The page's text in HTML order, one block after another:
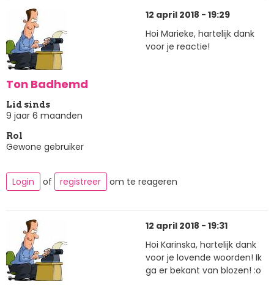
Ton Badhemd
Lid sinds
9 jaar 6 maanden
Rol
Gewone gebruiker
12 april 2018 - 19:29
Hoi Marieke, hartelijk dank
voor je reactie!
Login of registreer om te reageren
12 april 2018 - 19:31
Hoi Karinska, hartelijk dank
voor je lovende woorden! Ik
ga er bekant van blozen! :o